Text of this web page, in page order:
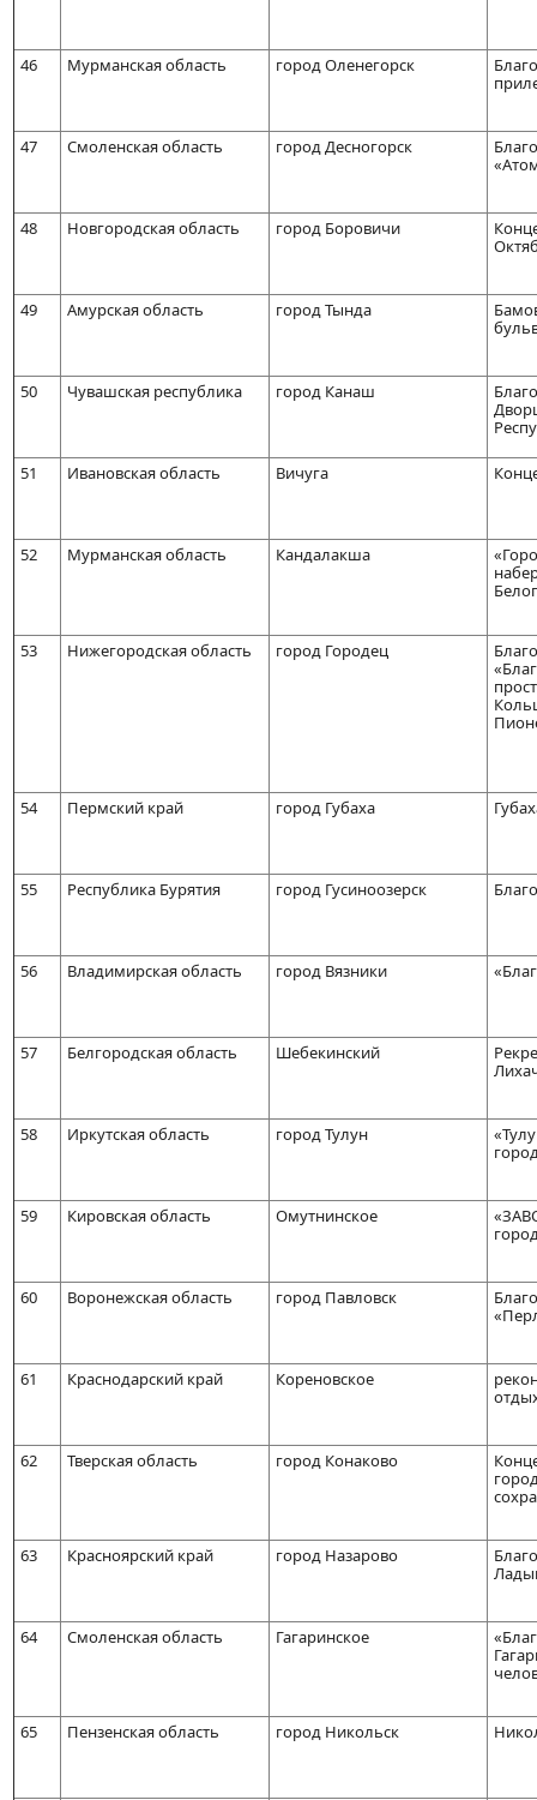
46 Мурманская область город Оленегорск
47 Смоленская область город Десногорск
48 Новгородская область город Боровичи
49 Амурская область город Тында
50 Чувашская республика город Канаш
51 Ивановская область Вичуга
52 Мурманская область Кандалакша
53 Нижегородская область город Городец
54 Пермский край город Губаха
55 Республика Бурятия город Гусиноозерск
56 Владимирская область город Вязники
57 Белгородская область Шебекинский
58 Иркутская область город Тулун
59 Кировская область Омутнинское
60 Воронежская область город Павловск
61 Краснодарский край Кореновское
62 Тверская область город Конаково
63 Красноярский край город Назарово
64 Смоленская область Гагаринское
65 Пензенская область город Никольск